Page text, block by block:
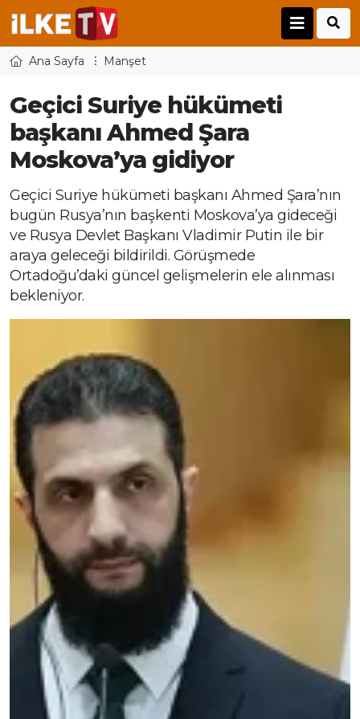
Ana Sayfa Manşet
Geçici Suriye hükümeti
başkanı Ahmed Şara
Moskova’ya gidiyor
Geçici Suriye hükümeti başkanı Ahmed Şara’nın
bugün Rusya’nın başkenti Moskova’ya gideceği
ve Rusya Devlet Başkanı Vladimir Putin ile bir
araya geleceği bildirildi. Görüşmede
Ortadoğu’daki güncel gelişmelerin ele alınması
bekleniyor.